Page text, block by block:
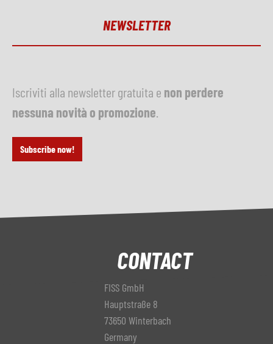
NEWSLETTER
Iscriviti alla newsletter gratuita e non perdere
nessuna novità o promozione
Subscribe now!
CONTACT
FISS GmbH
Hauptstraße 8
73650 Winterbach
Germany